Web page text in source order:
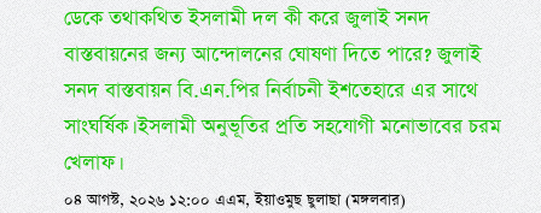
ডেকে তথাকথিত ইসলামী দল কী করে জুলাই সনদ
বাস্তবায়নের জন্য আন্দোলনের ঘোষণা দিতে পারে? জুলাই
সনদ বাস্তবায়ন বি.এন.পির নির্বাচনী ইশতেহারে এর সাথে
সাংঘর্ষিক। ইসলামী অনুভূতির প্রতি সহযোগী মনোভাবের চরম
খেলাফ।
০৪ আগস্ট, ২০২৬ ১২:০০ এএম, ইয়াওমুছ ছুলাছা (মঙ্গলবার)